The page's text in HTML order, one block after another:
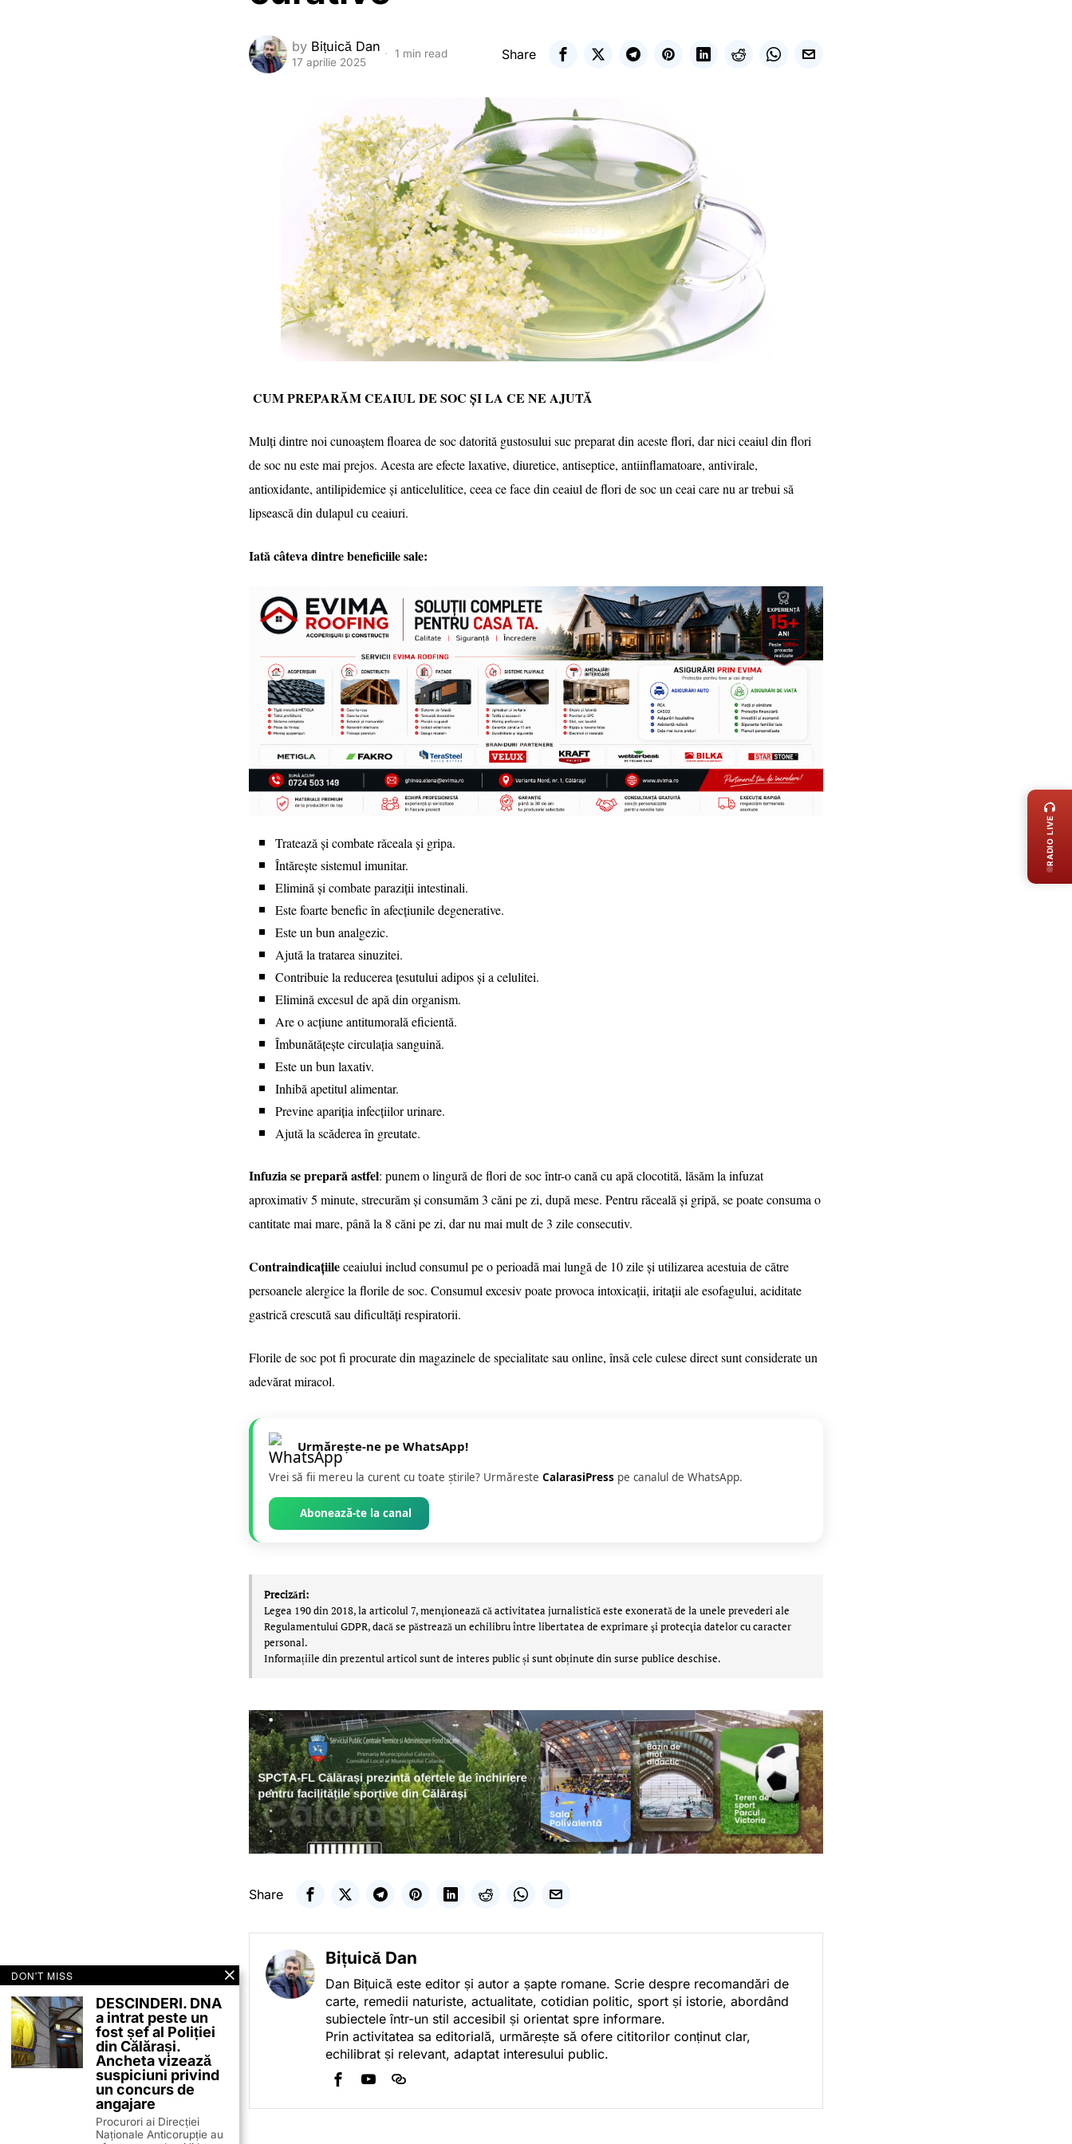
by Bițuică Dan
17 aprilie 2025
1 min read Share
CUM PREPARĂM CEAIUL DE SOC ȘI LA CE NE AJUTĂ
Mulți dintre noi cunoaștem floarea de soc datorită gustosului suc preparat din aceste flori, dar nici ceaiul din flori
de soc nu este mai prejos. Acesta are efecte laxative, diuretice, antiseptice, antiinflamatoare, antivirale,
antioxidante, antilipidemice și anticelulitice, ceea ce face din ceaiul de flori de soc un ceai care nu ar trebui să
lipsească din dulapul cu ceaiuri.
Iată câteva dintre beneficiile sale:
Tratează și combate răceala și gripa.
Întărește sistemul imunitar.
Elimină și combate paraziții intestinali.
Este foarte benefic în afecțiunile degenerative.
Este un bun analgezic.
Ajută la tratarea sinuzitei.
Contribuie la reducerea țesutului adipos și a celulitei.
Elimină excesul de apă din organism.
Are o acțiune antitumorală eficientă.
Îmbunătățește circulația sanguină.
Este un bun laxativ.
Inhibă apetitul alimentar.
Previne apariția infecțiilor urinare.
Ajută la scăderea în greutate.
Infuziase prepară astfel: punem o lingură de flori de soc într-o cană cu apă clocotită, lăsăm la infuzat
aproximativ 5 minute, strecurăm și consumăm 3 căni pe zi, după mese. Pentru răceală și gripă, se poate consuma o
cantitate mai mare, până la 8 căni pe zi, dar nu mai mult de 3 zile consecutiv.
Contraindicațiileceaiului includ consumul pe o perioadă mai lungă de 10 zile și utilizarea acestuia de către
persoanele alergice la florile de soc. Consumul excesiv poate provoca intoxicații, iritații ale esofagului, aciditate
gastrică crescută sau dificultăți respiratorii.
Florile de soc pot fi procurate din magazinele de specialitate sau online, însă cele culese direct sunt considerate un
adevărat miracol.
Urmărește-ne pe WhatsApp!
Vrei să fii mereu la curent cu toate știrile? Urmăreste CalarasiPress pe canalul de WhatsApp.
Abonează-te la canal
Precizări:
Legea 190 din 2018, la articolul 7, menţionează că activitatea jurnalistică este exonerată de la unele prevederi ale
Regulamentului GDPR, dacă se păstrează un echilibru între libertatea de exprimare şi protecţia datelor cu caracter
personal.
Informațiile din prezentul articol sunt de interes public și sunt obținute din surse publice deschise.
Share
Bițuică Dan
Dan Bițuică este editor și autor a șapte romane. Scrie despre recomandări de
carte, remedii naturiste, actualitate, cotidian politic, sport și istorie, abordând
subiectele într-un stil accesibil și orientat spre informare.
Prin activitatea sa editorială, urmărește să ofere cititorilor conținut clar,
echilibrat și relevant, adaptat interesului public.
RADIO LIVE
DON'T MISS
DESCINDERI. DNA
a intrat peste un
fost șef al Poliției
din Călărași.
Ancheta vizează
suspiciuni privind
un concurs de
angajare
Procurori ai Direcției
Naționale Anticorupție au